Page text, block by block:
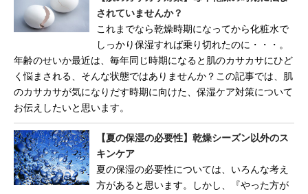
されていませんか？
これまでなら乾燥時期になってから化粧水で
しっかり保湿すれば乗り切れたのに・・・。
年齢のせいか最近は、毎年同じ時期になると肌のカサカサにひど
く悩まされる、そんな状態ではありませんか？この記事では、肌
のカサカサが気になりだす時期に向けた、保湿ケア対策について
お伝えしたいと思います。
【夏の保湿の必要性】乾燥シーズン以外のス
キンケア
夏の保湿の必要性については、いろんな考え
方があると思います。しかし、『やった方が